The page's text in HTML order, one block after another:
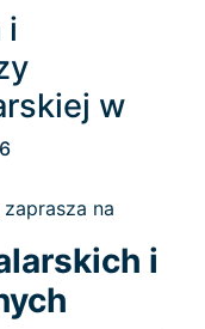
i
w
zaprasza na
i